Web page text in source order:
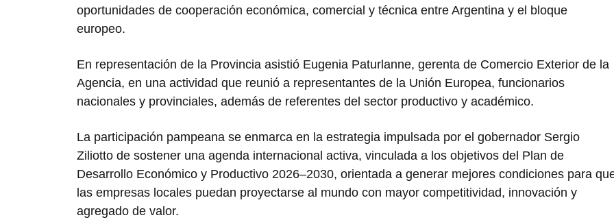
oportunidades de cooperación económica, comercial y técnica entre Argentina y el bloque
europeo.
En representación de la Provincia asistió Eugenia Paturlanne, gerenta de Comercio Exterior de la
Agencia, en una actividad que reunió a representantes de la Unión Europea, funcionarios
nacionales y provinciales, además de referentes del sector productivo y académico.
La participación pampeana se enmarca en la estrategia impulsada por el gobernador Sergio
Ziliotto de sostener una agenda internacional activa, vinculada a los objetivos del Plan de
Desarrollo Económico y Productivo 2026–2030, orientada a generar mejores condiciones para
las empresas locales puedan proyectarse al mundo con mayor competitividad, innovación y
agregado de valor.